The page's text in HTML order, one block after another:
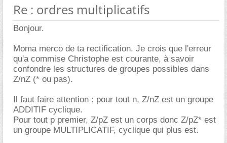
Re : ordres multiplicatifs
Bonjour.
Moma merco de ta rectification. Je crois que l'erreur
qu'a commise Christophe est courante, à savoir
confondre les structures de groupes possibles dans
Z/nZ (* ou pas).
Il faut faire attention : pour tout n, Z/nZ est un groupe
ADDITIF cyclique.
Pour tout p premier, Z/pZ est un corps donc Z/pZ* est
un groupe MULTIPLICATIF, cyclique qui plus est.